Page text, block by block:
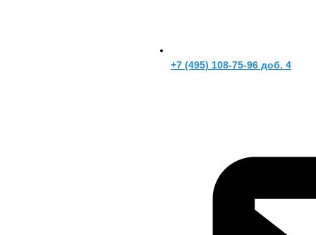
+7 (495) 108-75-96 доб. 4